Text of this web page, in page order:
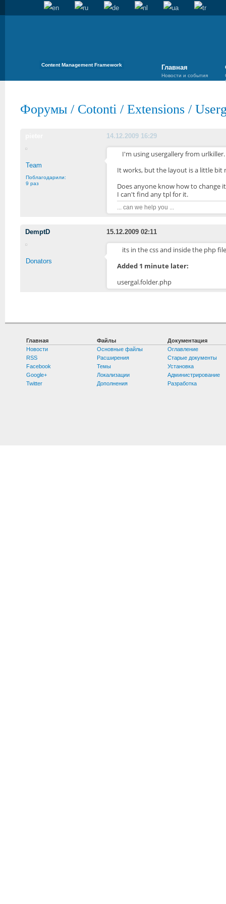
Content Management Framework Главная
Новости и события
Форумы / Cotonti / Extensions /
14.12.2009 16:29
Team
Поблагодарили:
9 раз
I'm using usergallery from urlkiller.
It works, but the layout is a little bit
Does anyone know how to change
I can't find any tpl for it.
... can we help you ...
DemptD 15.12.2009 02:11
Donators
its in the css and inside the php
Added 1 minute later:
usergal.folder.php
Главная
Новости
RSS
Facebook
Google+
Twitter
Файлы
Основные файлы
Расширения
Темы
Локализации
Дополнения
Документация
Оглавление
Старые документы
Установка
Администрирование
Разработка